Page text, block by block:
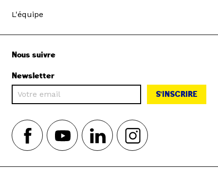
L'équipe
Nous suivre
Newsletter
S'INSCRIRE